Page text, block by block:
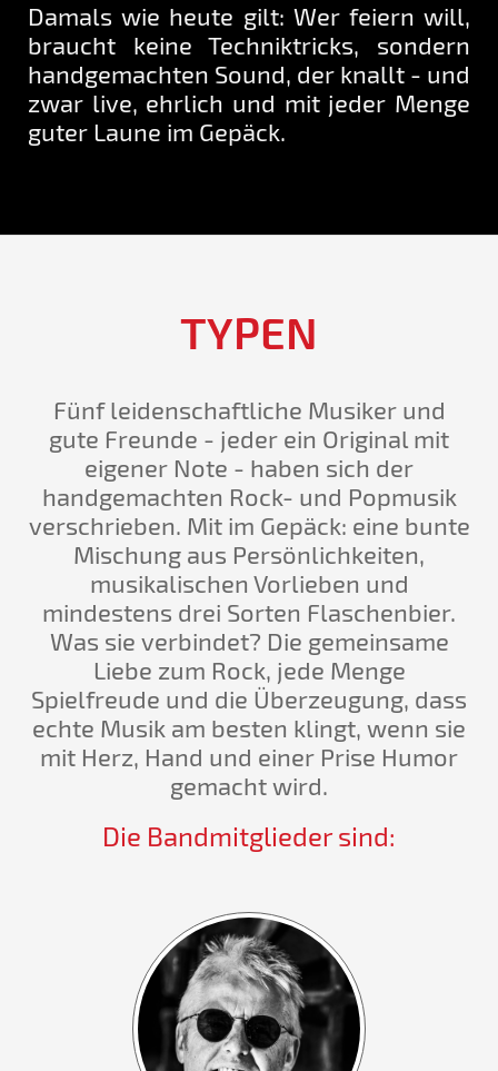
Damals wie heute gilt: Wer feiern will,
braucht keine Techniktricks, sondern
handgemachten Sound, der knallt - und
zwar live, ehrlich und mit jeder Menge
guter Laune im Gepäck.
TYPEN
Fünf leidenschaftliche Musiker und
gute Freunde - jeder ein Original mit
eigener Note - haben sich der
handgemachten Rock- und Popmusik
verschrieben. Mit im Gepäck: eine bunte
Mischung aus Persönlichkeiten,
musikalischen Vorlieben und
mindestens drei Sorten Flaschenbier.
Was sie verbindet? Die gemeinsame
Liebe zum Rock, jede Menge
Spielfreude und die Überzeugung, dass
echte Musik am besten klingt, wenn sie
mit Herz, Hand und einer Prise Humor
gemacht wird.
Die Bandmitglieder sind: